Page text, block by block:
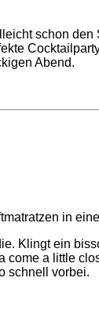
schon
Abend.
Klingt ein
a little
schnell vorbei.